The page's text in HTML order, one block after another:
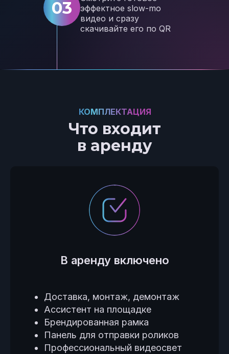
03
эффектное slow-mo
видео и сразу
скачивайте его по QR
Что входит
в аренду
КОМПЛЕКТАЦИЯ
В аренду включено
Доставка, монтаж, демонтаж
Ассистент на площадке
Брендированная рамка
Панель для отправки роликов
Профессиональный видеосвет